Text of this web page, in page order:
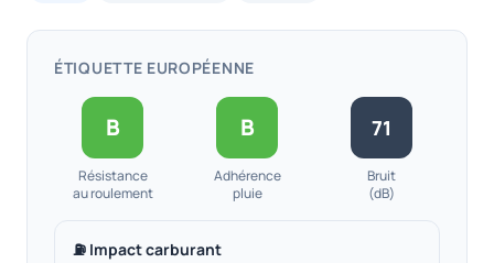
ÉTIQUETTE EUROPÉENNE
B
Résistance
au roulement
B
Adhérence
pluie
71
Bruit
(dB)
⛽ Impact carburant